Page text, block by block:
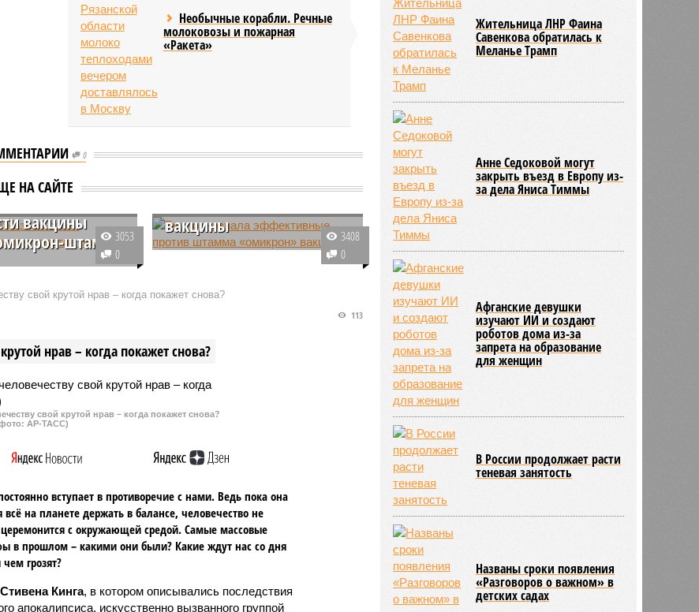
Необычные корабли. Речные
молоковозы и пожарная
«Ракета»
0
НА САЙТЕ
назвал сроки
вакцины
штамма
новой
сказать,
вакцины.
3053
0
Биолог назвала
эффективные против
вакцины
По словам доктора
аденовирусной платформе,
вроде «Спутника V», могут быть
нового штамма коронавируса.
3408
0
свой крутой нрав – когда покажет снова?
нрав – когда покажет снова?
113
свой крутой нрав – когда покажет снова?
АР-ТАСС)
вступает в противоречие с нами. Ведь пока она
всё на планете держать в балансе, человечество не
с окружающей средой. Самые массовые
в прошлом – какими они были? Какие ждут нас со дня
грозят?
Стивена Кинга, в котором описывались последствия
апокалипсиса, искусственно вызванного группой
миграционного кризиса
05/08
Сотрудница полиции помогла
сыну обстрелять конкурирующую
банду
Жительница ЛНР Фаина
Савенкова обратилась к
Меланье Трамп
Анне Седоковой могут
закрыть въезд в Европу из-
за дела Яниса Тиммы
Афганские девушки
изучают ИИ и создают
роботов дома из-за
запрета на образование
для женщин
В России продолжает расти
теневая занятость
Названы сроки появления
«Разговоров о важном» в
детских садах